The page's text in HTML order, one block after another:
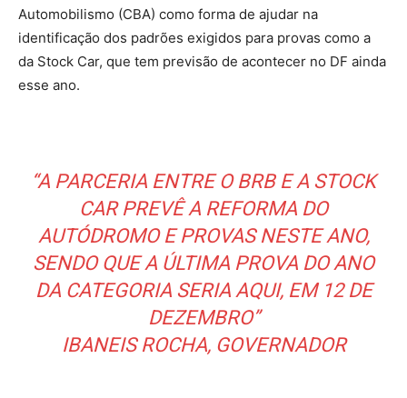
Automobilismo (CBA) como forma de ajudar na
identificação dos padrões exigidos para provas como a
da Stock Car, que tem previsão de acontecer no DF ainda
esse ano.
“A PARCERIA ENTRE O BRB E A STOCK
CAR PREVÊ A REFORMA DO
AUTÓDROMO E PROVAS NESTE ANO,
SENDO QUE A ÚLTIMA PROVA DO ANO
DA CATEGORIA SERIA AQUI, EM 12 DE
DEZEMBRO”
IBANEIS ROCHA, GOVERNADOR